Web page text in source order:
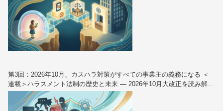
第3回：2026年10月、カスハラ対策がすべての事業主の義務になる ＜
連載＞ハラスメント法制の歴史と未来 — 2026年10月大改正を読み解く
（全6回）